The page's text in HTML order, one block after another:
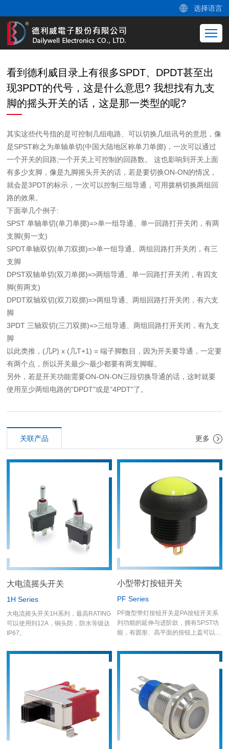
选择语言
看到德利威目录上有很多SPDT、DPDT甚至出
现3PDT的代号，这是什么意思? 我想找有九支
脚的摇头开关的话，这是那一类型的呢?
其实这些代号指的是可控制几组电路、可以切换几组讯号的意思，像
是SPST称之为单轴单切(中国大陆地区称单刀单掷)，一次可以通过
一个开关的回路;一个开关上可控制的回路数。 这也影响到开关上面
有多少支脚，像是九脚摇头开关的话，若是要切换ON-ON的情况，
就会是3PDT的标示，一次可以控制三组导通，可用拨柄切换两组回
路的效果。
下面举几个例子:
SPST 单轴单切(单刀单掷)=>单一组导通、单一回路打开关闭，有两
支脚(剪一支)
SPDT单轴双切(单刀双掷)=>单一组导通、两组回路打开关闭，有三
支脚
DPST双轴单切(双刀单掷)=>两组导通、单一回路打开关闭，有四支
脚(剪两支)
DPDT双轴双切(双刀双掷)=>两组导通、两组回路打开关闭，有六支
脚
3PDT 三轴双切(三刀双掷)=>三组导通、两组回路打开关闭，有九支
脚
以此类推，(几P) x (几T+1) = 端子脚数目，因为开关要导通，一定要
有两个点，所以开关最少~最少都要有两支脚喔。
另外，若是开关功能需要ON-ON-ON三段切换导通的话，这时就要
使用至少两组电路的"DPDT"或是"4PDT"了。
关联产品 更多
大电流摇头开关
1H Series
大电流摇头开关1H系列，最高RATING
可以使用到12A，铜头防，防水等级达
IP67。
小型带灯按钮开关
PF Series
PF微型带灯按钮开关是PA按钮开关系
列功能的延伸与进阶款，拥有SPST功
能，有圆形、高平面的按钮上盖可以选
需求客制字体或图案。 PF系列是防雷
击开关，可在恶劣环境中使用，外壳使
深;一小时)。